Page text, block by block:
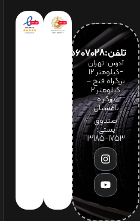
تلفن:65607028(021)
آدرس: تهران
-کیلومتر 12
بزرگراه فتح –
کیلومتر ۲
بزرگراه
باغستان
صندوق
پستی:
1753-13185